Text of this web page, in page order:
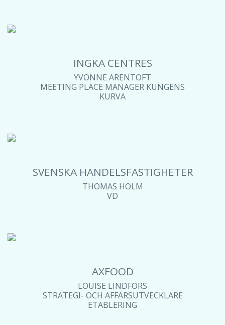
INGKA CENTRES
YVONNE ARENTOFT
MEETING PLACE MANAGER KUNGENS
KURVA
SVENSKA HANDELSFASTIGHETER
THOMAS HOLM
VD
AXFOOD
LOUISE LINDFORS
STRATEGI- OCH AFFÄRSUTVECKLARE
ETABLERING